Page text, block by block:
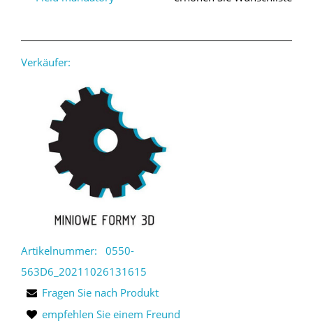
Verkäufer:
Artikelnummer:
0550-
563D6_20211026131615
Fragen Sie nach Produkt
empfehlen Sie einem Freund